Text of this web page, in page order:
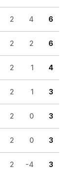
2 4 6
2 2 6
2 1 4
2 1 3
2 0 3
2 0 3
2 -4 3